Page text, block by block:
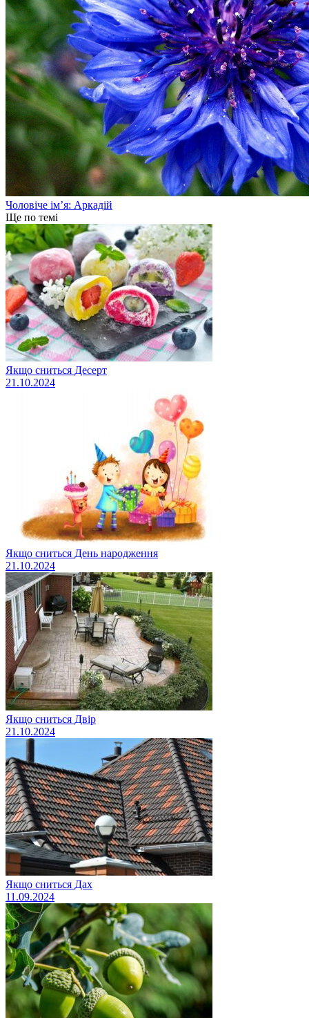
Чоловіче ім’я: Аркадій
Ще по темі
Якщо сниться Десерт
21.10.2024
Якщо сниться День народження
21.10.2024
Якщо сниться Двір
21.10.2024
Якщо сниться Дах
11.09.2024